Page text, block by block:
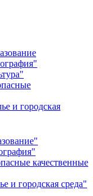
и городская
качественные
и городская среда"